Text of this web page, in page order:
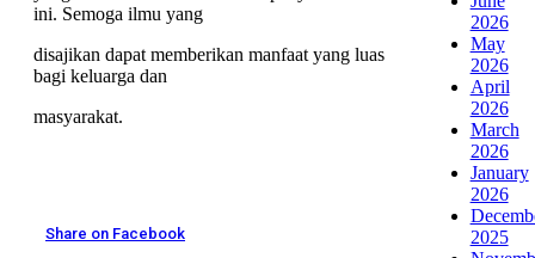
ini. Semoga ilmu yang
disajikan dapat memberikan manfaat yang luas
bagi keluarga dan
masyarakat.
Share on Facebook
2026
May
2026
April
2026
March
2026
January
2026
2025